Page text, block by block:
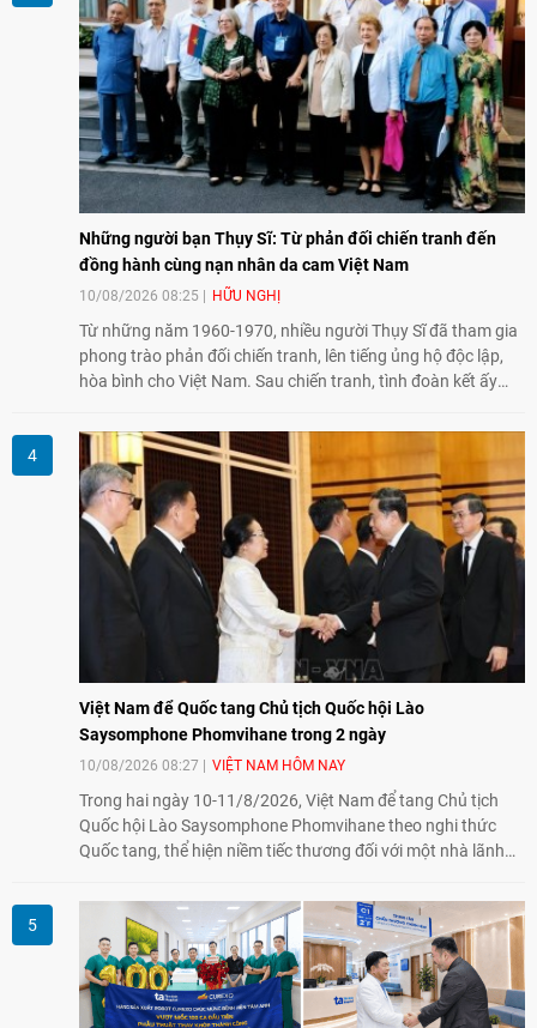
tuệ nhân tạo (AI).
Những người bạn Thụy Sĩ: Từ phản đối chiến tranh đến
đồng hành cùng nạn nhân da cam Việt Nam
10/08/2026 08:25 HỮU NGHỊ
Từ những năm 1960-1970, nhiều người Thụy Sĩ đã tham gia
phong trào phản đối chiến tranh, lên tiếng ủng hộ độc lập,
hòa bình cho Việt Nam. Sau chiến tranh, tình đoàn kết ấy
đồng hành với những người còn chịu hậu quả chiến tranh,
trong đó có các nạn nhân chất độc da cam/dioxin.
Việt Nam để Quốc tang Chủ tịch Quốc hội Lào
Saysomphone Phomvihane trong 2 ngày
10/08/2026 08:27 VIỆT NAM HÔM NAY
Trong hai ngày 10-11/8/2026, Việt Nam để tang Chủ tịch
Quốc hội Lào Saysomphone Phomvihane theo nghi thức
Quốc tang, thể hiện niềm tiếc thương đối với một nhà lãnh
nghị vĩ đại, đoàn kết đặc biệt Việt Nam - Lào.